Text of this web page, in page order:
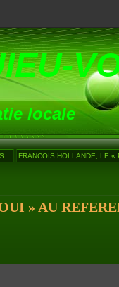
locale
FRANCOIS HOLLANDE, LE «
» AU